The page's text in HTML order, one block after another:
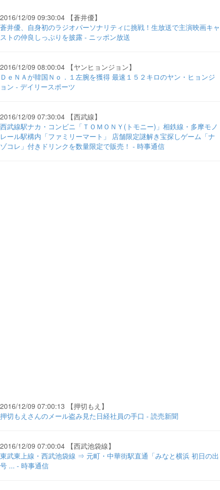
2016/12/09 09:30:04 【蒼井優】
蒼井優、自身初のラジオパーソナリティに挑戦！生放送で主演映画キャ
ストの仲良しっぷりを披露 - ニッポン放送
2016/12/09 08:00:04 【ヤンヒョンジョン】
ＤｅＮＡが韓国Ｎｏ．１左腕を獲得 最速１５２キロのヤン・ヒョンジ
ョン - デイリースポーツ
2016/12/09 07:30:04 【西武線】
西武線駅ナカ・コンビニ「ＴＯＭＯＮＹ(トモニー)」相鉄線・多摩モノ
レール駅構内「ファミリーマート」 店舗限定謎解き宝探しゲーム「ナ
ゾコレ」付きドリンクを数量限定で販売！ - 時事通信
2016/12/09 07:00:13 【押切もえ】
押切もえさんのメール盗み見た日経社員の手口 - 読売新聞
2016/12/09 07:00:04 【西武池袋線】
東武東上線・西武池袋線 ⇒ 元町・中華街駅直通「みなと横浜 初日の出
号 ... - 時事通信